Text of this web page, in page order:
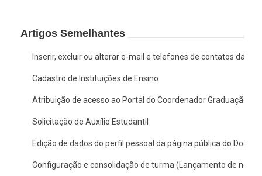
Artigos Semelhantes
Inserir, excluir ou alterar e-mail e telefones de contatos da
Cadastro de Instituições de Ensino
Atribuição de acesso ao Portal do Coordenador Graduação no
Solicitação de Auxílio Estudantil
Edição de dados do perfil pessoal da página pública do
Configuração e consolidação de turma (Lançamento de notas)